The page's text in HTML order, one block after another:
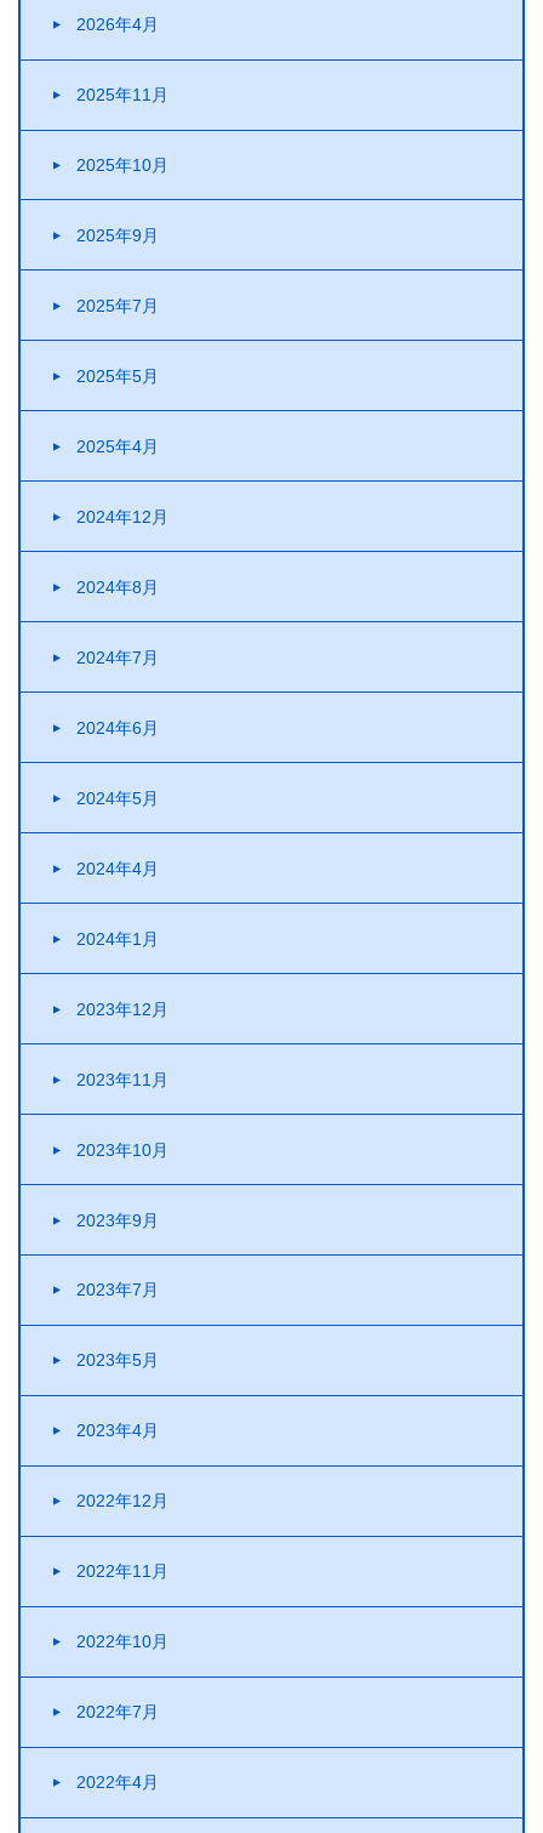
2026年4月
2025年11月
2025年10月
2025年9月
2025年7月
2025年5月
2025年4月
2024年12月
2024年8月
2024年7月
2024年6月
2024年5月
2024年4月
2024年1月
2023年12月
2023年11月
2023年10月
2023年9月
2023年7月
2023年5月
2023年4月
2022年12月
2022年11月
2022年10月
2022年7月
2022年4月